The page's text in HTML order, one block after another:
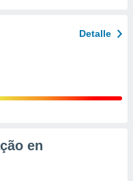
Detalle
en